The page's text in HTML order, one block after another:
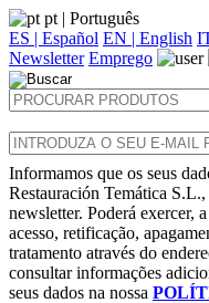
pt | Português
ES | Español EN | English
Newsletter Emprego
Informamos que os seus
Restauración Temática
newsletter. Poderá exercer,
acesso, retificação,
tratamento através do
consultar informações
seus dados na nossa